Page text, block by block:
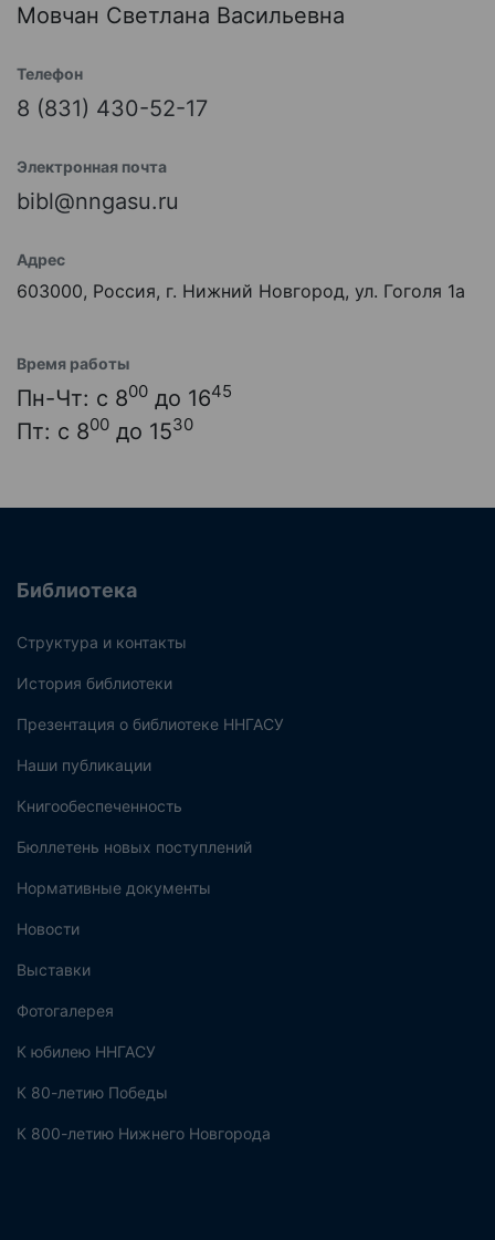
Мовчан Светлана Васильевна
Телефон
8 (831) 430-52-17
Электронная почта
bibl@nngasu.ru
Адрес
603000, Россия, г. Нижний Новгород, ул. Гоголя 1а
Время работы
Пн-Чт: с 800 до 1645
Пт: с 800 до 1530
Библиотека
Структура и контакты
История библиотеки
Презентация о библиотеке ННГАСУ
Наши публикации
Книгообеспеченность
Бюллетень новых поступлений
Нормативные документы
Новости
Выставки
Фотогалерея
К юбилею ННГАСУ
К 80-летию Победы
К 800-летию Нижнего Новгорода